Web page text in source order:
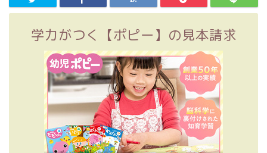
学力がつく【ポピー】の見本請求